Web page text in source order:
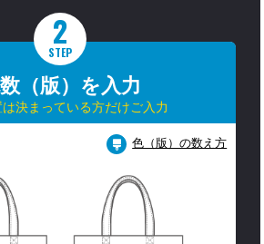
2
STEP
（版）を入力
決まっている方だけご入力
色（版）の数え方